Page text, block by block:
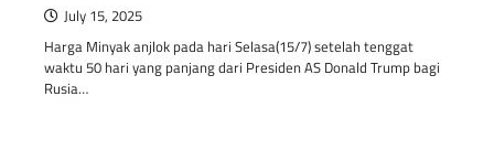
July 15, 2025
Harga Minyak anjlok pada hari Selasa(15/7) setelah tenggat
waktu 50 hari yang panjang dari Presiden AS Donald Trump bagi
Rusia…